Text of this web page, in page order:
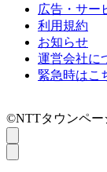
広告・サー
利用規約
お知らせ
運営会社に
緊急時はこ
©NTTタウンペー